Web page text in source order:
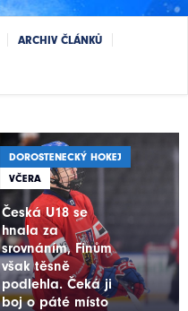
ARCHIV ČLÁNKŮ
DOROSTENECKÝ HOKEJ
VČERA
Česká U18 se
hnala za
srovnáním, Finům
však těsně
podlehla. Čeká ji
boj o páté místo